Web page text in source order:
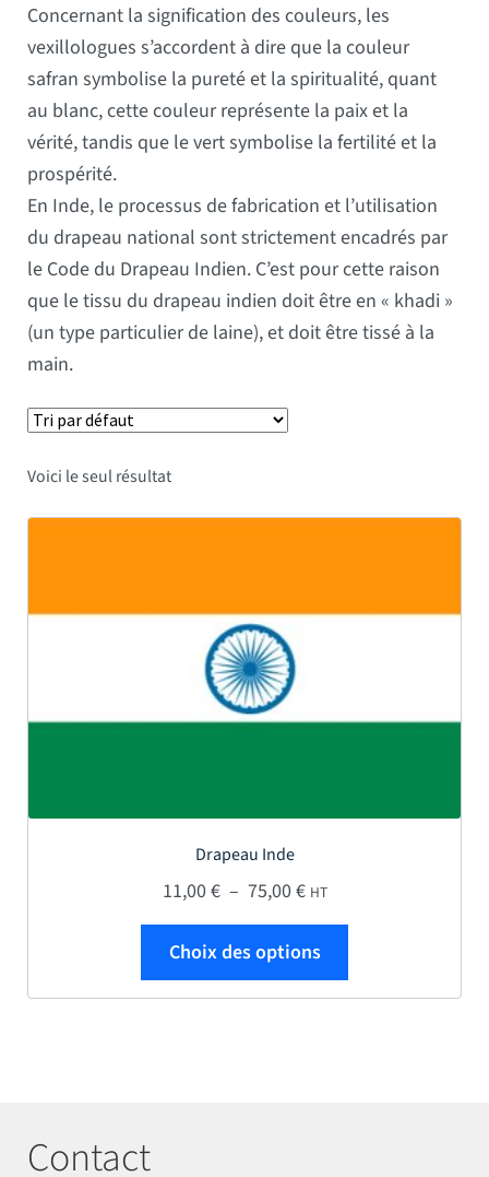
Concernant la signification des couleurs, les
vexillologues s’accordent à dire que la couleur
safran symbolise la pureté et la spiritualité, quant
au blanc, cette couleur représente la paix et la
vérité, tandis que le vert symbolise la fertilité et la
prospérité.
En Inde, le processus de fabrication et l’utilisation
du drapeau national sont strictement encadrés par
le Code du Drapeau Indien. C’est pour cette raison
que le tissu du drapeau indien doit être en « khadi »
(un type particulier de laine), et doit être tissé à la
main.
Voici le seul résultat
Drapeau Inde
11,00€ – 75,00€Plage de prix : 11,00 €
HT
Choix des options
Contact